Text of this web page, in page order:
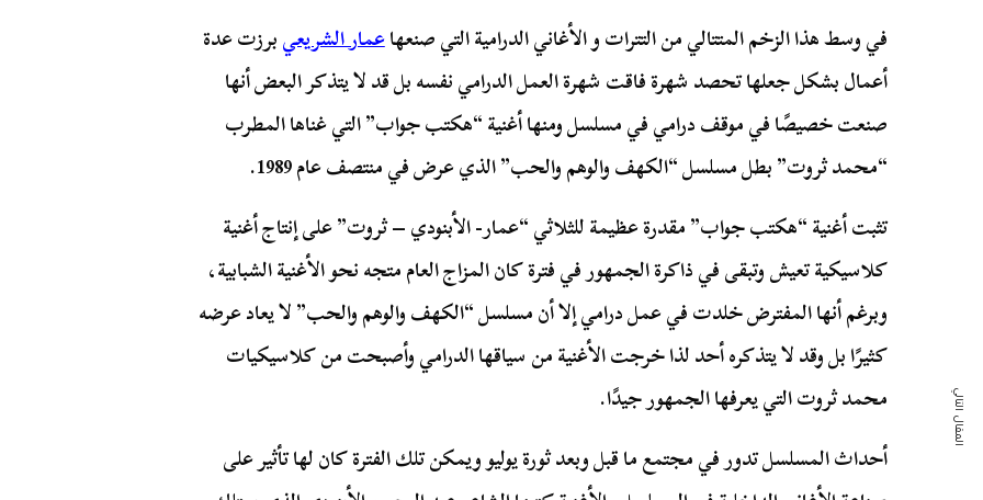
في وسط هذا الزخم المتتالي من التترات و الأغاني الدرامية التي صنعهاعمار الشريعيبرزت عدة
أعمال بشكل جعلها تحصد شهرة فاقت شهرة العمل الدرامي نفسه بل قد لا يتذكر البعض أنها
صنعت خصيصًا في موقف درامي في مسلسل ومنها أغنية “هكتب جواب” التي غناها المطرب
“محمد ثروت” بطل مسلسل “الكهف والوهم والحب” الذي عرض في منتصف عام 1989.
تثبت أغنية “هكتب جواب” مقدرة عظيمة للثلاثي “عمار- الأبنودي – ثروت” على إنتاج أغنية
كلاسيكية تعيش وتبقى في ذاكرة الجمهور في فترة كان المزاج العام متجه نحو الأغنية الشبابية،
وبرغم أنها المفترض خلدت في عمل درامي إلا أن مسلسل “الكهف والوهم والحب” لا يعاد عرضه
كثيرًا بل وقد لا يتذكره أحد لذا خرجت الأغنية من سياقها الدرامي وأصبحت من كلاسيكيات
محمد ثروت التي يعرفها الجمهور جيدًا.
أحداث المسلسل تدور في مجتمع ما قبل وبعد ثورة يوليو ويمكن تلك الفترة كان لها تأثير على
المقال التالي